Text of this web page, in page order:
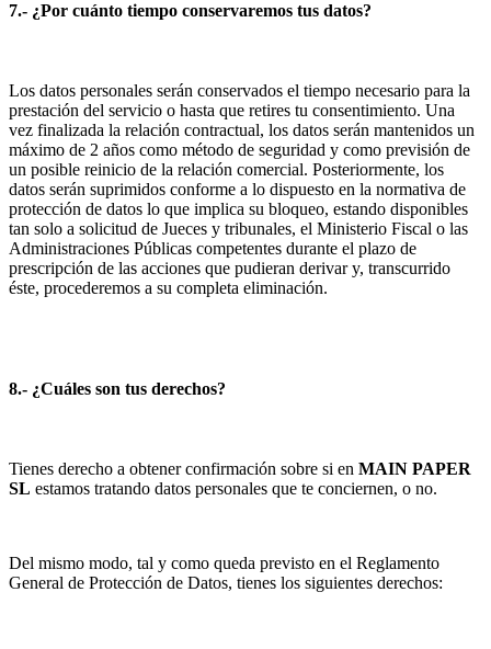
7.- ¿Por cuánto tiempo conservaremos tus datos?
Los datos personales serán conservados el tiempo necesario para la
prestación del servicio o hasta que retires tu consentimiento. Una
vez finalizada la relación contractual, los datos serán mantenidos un
máximo de 2 años como método de seguridad y como previsión de
un posible reinicio de la relación comercial. Posteriormente, los
datos serán suprimidos conforme a lo dispuesto en la normativa de
protección de datos lo que implica su bloqueo, estando disponibles
tan solo a solicitud de Jueces y tribunales, el Ministerio Fiscal o las
Administraciones Públicas competentes durante el plazo de
prescripción de las acciones que pudieran derivar y, transcurrido
éste, procederemos a su completa eliminación.
8.- ¿Cuáles son tus derechos?
Tienes derecho a obtener confirmación sobre si en MAIN PAPER
SL estamos tratando datos personales que te conciernen, o no.
Del mismo modo, tal y como queda previsto en el Reglamento
General de Protección de Datos, tienes los siguientes derechos: